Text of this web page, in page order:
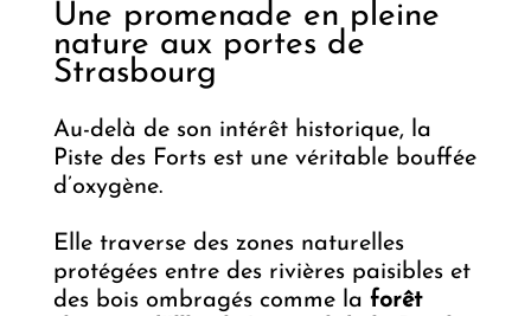
Une promenade en pleine
nature aux portes de
Strasbourg
Au-delà de son intérêt historique, la
Piste des Forts est une véritable bouffée
d’oxygène.
Elle traverse des zones naturelles
protégées entre des rivières paisibles et
des bois ombragés comme la forêt